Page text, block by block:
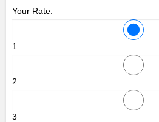
Your Rate:
1
2
3